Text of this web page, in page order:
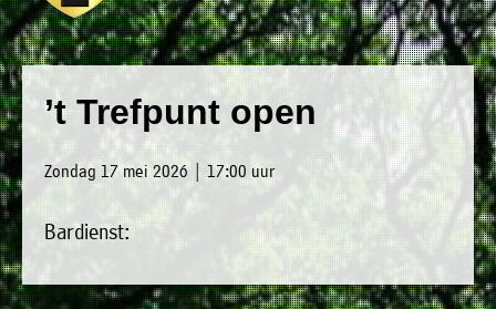
’t Trefpunt open
Zondag 17 mei 2026 | 17:00 uur
Bardienst:
»
Home
Welkom
Nieuws
Agenda
Luxwoude.net
website@luxwoude.net
Plaatselijk
belang
dit
moment
het